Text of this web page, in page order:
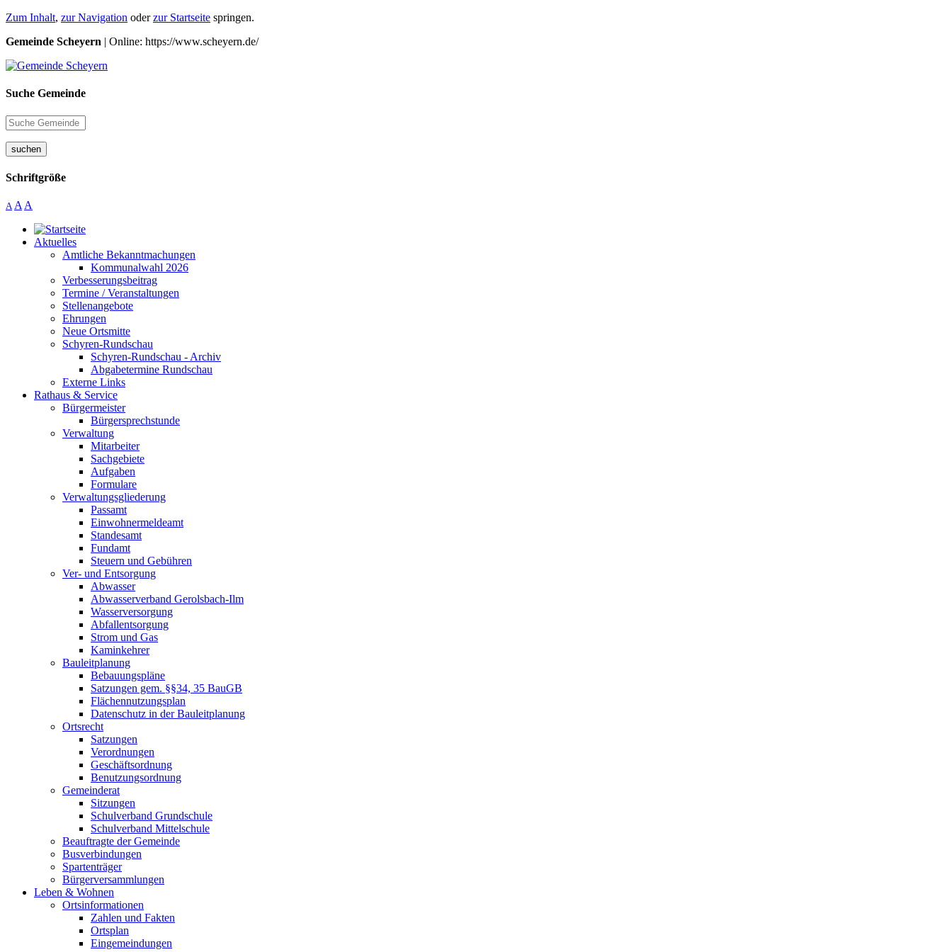
Zum Inhalt, zur Navigation oderzur Startseite springen.
Gemeinde Scheyern | Online: https://www.scheyern.de/
Suche Gemeinde
suchen
Schriftgröße
A A A
Aktuelles
Amtliche Bekanntmachungen
Kommunalwahl 2026
Verbesserungsbeitrag
Termine / Veranstaltungen
Stellenangebote
Ehrungen
Neue Ortsmitte
Schyren-Rundschau
Schyren-Rundschau - Archiv
Abgabetermine Rundschau
Externe Links
Rathaus & Service
Bürgermeister
Bürgersprechstunde
Verwaltung
Mitarbeiter
Sachgebiete
Aufgaben
Formulare
Verwaltungsgliederung
Passamt
Einwohnermeldeamt
Standesamt
Fundamt
Steuern und Gebühren
Ver- und Entsorgung
Abwasser
Abwasserverband Gerolsbach-Ilm
Wasserversorgung
Abfallentsorgung
Strom und Gas
Kaminkehrer
Bauleitplanung
Bebauungspläne
Satzungen gem. §§34, 35 BauGB
Flächennutzungsplan
Datenschutz in der Bauleitplanung
Ortsrecht
Satzungen
Verordnungen
Geschäftsordnung
Benutzungsordnung
Gemeinderat
Sitzungen
Schulverband Grundschule
Schulverband Mittelschule
Beauftragte der Gemeinde
Busverbindungen
Spartenträger
Bürgerversammlungen
Leben & Wohnen
Ortsinformationen
Zahlen und Fakten
Ortsplan
Eingemeindungen